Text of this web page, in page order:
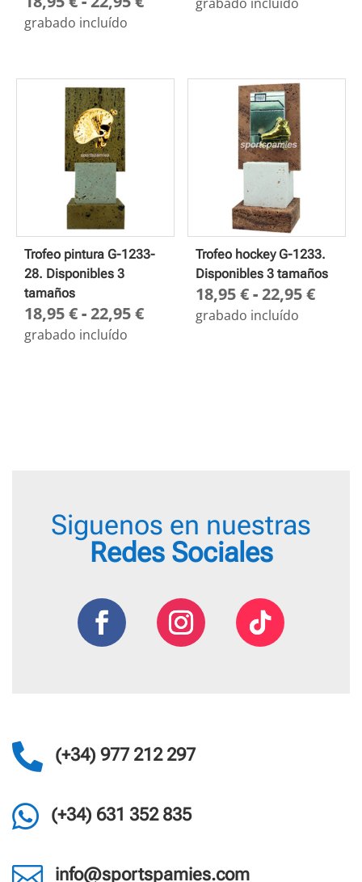
18,95 €
grabado incluído
hasta
Trofeo pintura G-1233-
28. Disponibles 3
tamaños
18,95€-22,95€Rango
grabado incluído
Trofeo hockey G-1233.
Disponibles 3 tamaños
18,95€-22,95€
grabado incluído
Siguenos en nuestras
Redes Sociales
 (+34) 977 212 297
 (+34) 631 352 835
info@sportspamies.com